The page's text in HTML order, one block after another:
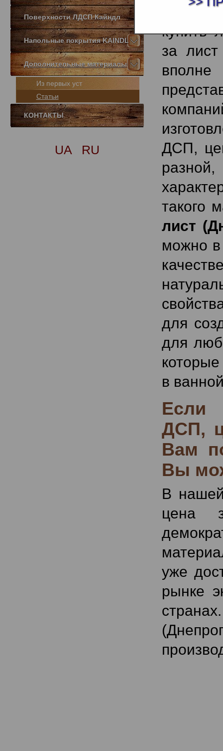
Поверхности ЛДСП Кайндл
Напольные покрытия KAINDL
Дополнительные материалы
Из первых уст
Статьи
КОНТАКТЫ
UA RU
купить
за лист
ДСП,
такого
лист
можно
для
для
в
Если
ДСП,
Вам
Вы
В
цена
уже
рынке